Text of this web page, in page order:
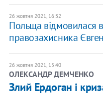
26 жовтня 2021, 16:32
Польща відмовилася
правозахисника
26 жовтня 2021, 15:40
ОЛЕКСАНДР ДЕМЧЕНКО
Злий Ердоган і